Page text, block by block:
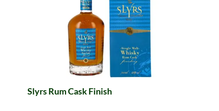
Slyrs Rum Cask Finish